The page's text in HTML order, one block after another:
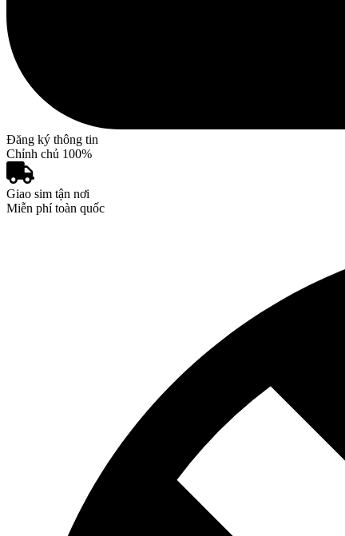
Đăng ký thông tin
Chỉnh chủ 100%
Giao sim tận nơi
Miễn phí toàn quốc